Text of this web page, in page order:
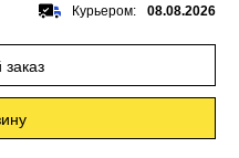
Курьером: 08.08.2026